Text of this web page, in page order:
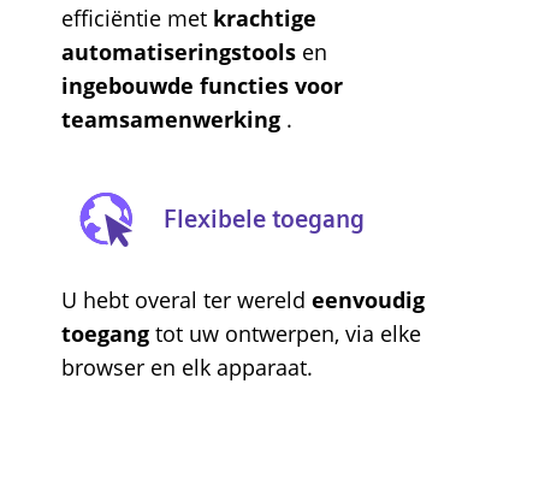
efficiëntie met krachtige
automatiseringstools en
ingebouwde functies voor
teamsamenwerking .
Flexibele toegang
U hebt overal ter wereld eenvoudig
toegang tot uw ontwerpen, via elke
browser en elk apparaat.